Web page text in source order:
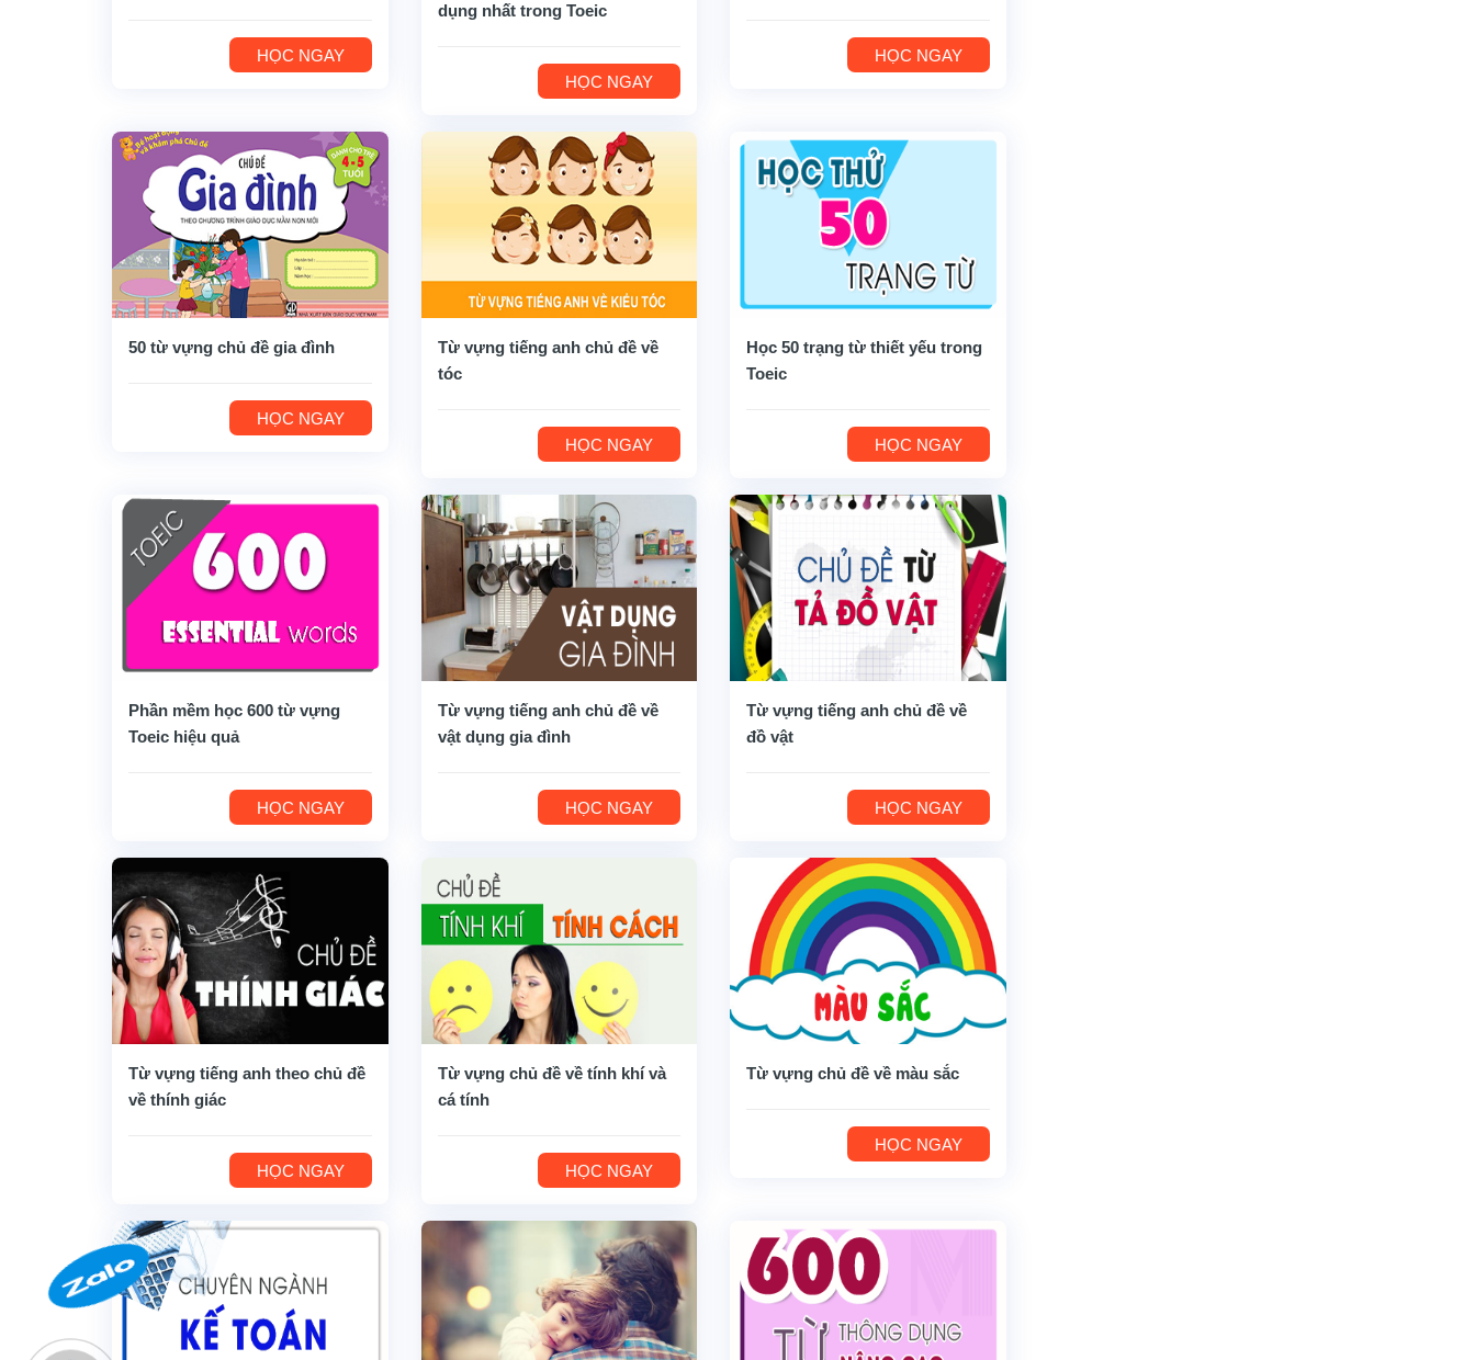
HỌC NGAY
dụng nhất trong Toeic
HỌC NGAY
HỌC NGAY
50 từ vựng chủ đề gia đình
HỌC NGAY
Từ vựng tiếng anh chủ đề về
tóc
HỌC NGAY
Học 50 trạng từ thiết yếu trong
Toeic
HỌC NGAY
Phần mềm học 600 từ vựng
Toeic hiệu quả
HỌC NGAY
Từ vựng tiếng anh chủ đề về
vật dụng gia đình
HỌC NGAY
Từ vựng tiếng anh chủ đề về
đồ vật
HỌC NGAY
Từ vựng tiếng anh theo chủ đề
về thính giác
HỌC NGAY
Từ vựng chủ đề về tính khí và
cá tính
HỌC NGAY
Từ vựng chủ đề về màu sắc
HỌC NGAY